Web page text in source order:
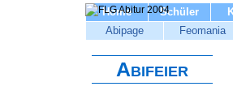
Home Schüler
Abipage
Feomania
Abifeier